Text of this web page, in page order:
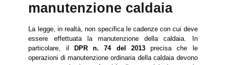
manutenzione caldaia
La legge, in realtà, non specifica le cadenze con cui deve
essere effettuata la manutenzione della caldaia. In
particolare, il
DPR n. 74 del 2013precisa che le
operazioni di manutenzione ordinaria della caldaia devono